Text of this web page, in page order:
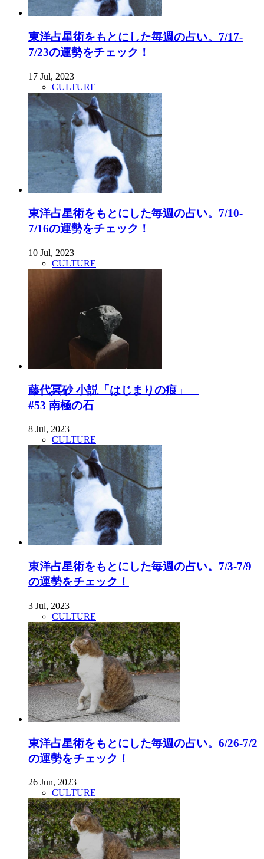
東洋占星術をもとにした毎週の占い。7/17-
7/23の運勢をチェック！
17 Jul, 2023
CULTURE
東洋占星術をもとにした毎週の占い。7/10-
7/16の運勢をチェック！
10 Jul, 2023
CULTURE
藤代冥砂 小説「はじまりの痕」
#53 南極の石
8 Jul, 2023
CULTURE
東洋占星術をもとにした毎週の占い。7/3-7/9
の運勢をチェック！
3 Jul, 2023
CULTURE
東洋占星術をもとにした毎週の占い。6/26-7/2
の運勢をチェック！
26 Jun, 2023
CULTURE